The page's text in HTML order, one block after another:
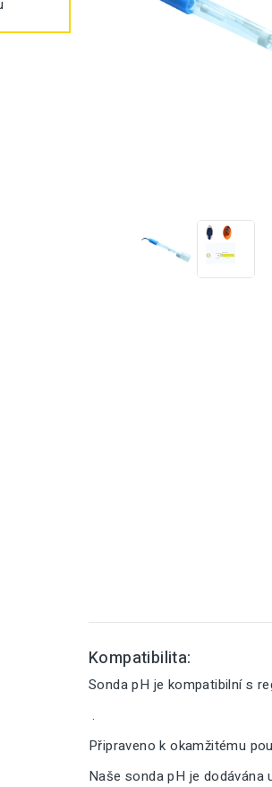
Kompatibilita:
Sonda pH je kompatibilní s
.
Připraveno k okamžitému
Naše sonda pH je